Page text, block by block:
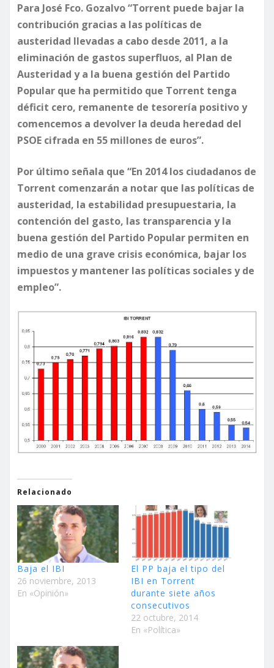
Para José Fco. Gozalvo “Torrent puede bajar la
contribución gracias a las políticas de
austeridad llevadas a cabo desde 2011, a la
eliminación de gastos superfluos, al Plan de
Austeridad y a la buena gestión del Partido
Popular que ha permitido que Torrent tenga
déficit cero, remanente de tesorería positivo y
comencemos a devolver la deuda heredad del
PSOE cifrada en 55 millones de euros”.
Por último señala que “En 2014 los ciudadanos de
Torrent comenzarán a notar que las políticas de
austeridad, la estabilidad presupuestaria, la
contención del gasto, las transparencia y la
buena gestión del Partido Popular permiten en
medio de una grave crisis económica, bajar los
impuestos y mantener las políticas sociales y de
empleo”.
Relacionado
Baja el IBI
26 noviembre, 2013
En «Opinión»
El PP baja el tipo del
IBI en Torrent
durante siete años
consecutivos
22 octubre, 2014
En «Política»